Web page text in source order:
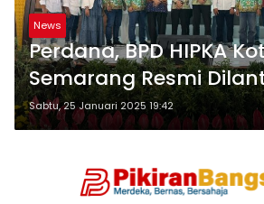
News
Perdana, BPD HIPKA
Semarang Resmi
Sabtu, 25 Januari 2025 19:42